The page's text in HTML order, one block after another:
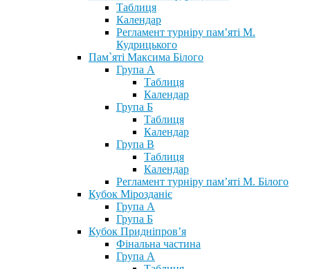
Таблиця
Календар
Регламент турніру пам’яті М.
Кудрицького
Пам`яті Максима Білого
Група А
Таблиця
Календар
Група Б
Таблиця
Календар
Група В
Таблиця
Календар
Регламент турніру пам’яті М. Білого
Кубок Мірозданіє
Група А
Група Б
Кубок Придніпров’я
Фінальна частина
Група А